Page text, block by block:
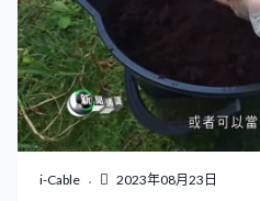
i-Cable 2023年08月23日